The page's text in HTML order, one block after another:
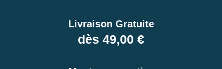
Livraison Gratuite
dès 49,00 €